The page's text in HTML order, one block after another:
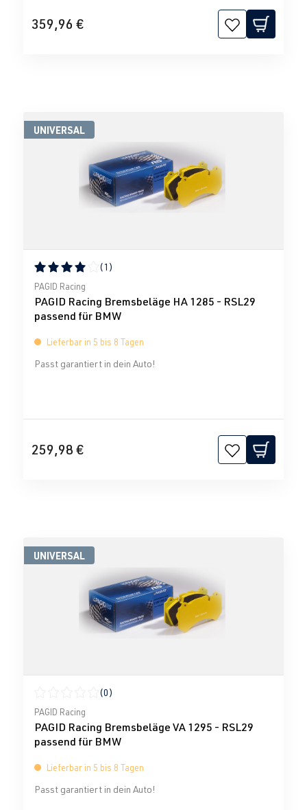
359,96 €
UNIVERSAL
Durchschnittliche Bewertung von 4 von 5 Sternen
(1)
PAGID Racing
PAGID Racing Bremsbeläge HA 1285 - RSL29
passend für BMW
Lieferbar in 5 bis 8 Tagen
Passt garantiert in dein Auto!
259,98 €
UNIVERSAL
Durchschnittliche Bewertung von 0 von 5 Sternen
(0)
PAGID Racing
PAGID Racing Bremsbeläge VA 1295 - RSL29
passend für BMW
Lieferbar in 5 bis 8 Tagen
Passt garantiert in dein Auto!